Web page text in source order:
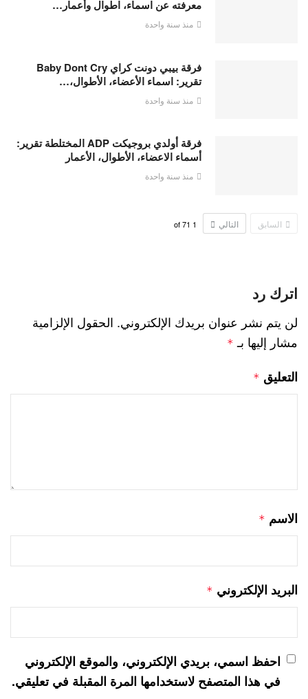
معرفته عن اسماء، اطوال وأعمار…
منذ سنة واحدة
فرقة بيبي دونت كراي Baby Dont Cry
تقرير: اسماء الأعضاء، الأطوال،…
منذ سنة واحدة
فرقة أولدي بروجيكت ADP المختلطة تقرير:
أسماء الاعضاء، الأطوال، الأعمار
منذ سنة واحدة
السابق التالي 1
71
اترك رد
لن يتم نشر عنوان بريدك الإلكتروني. الحقول الإلزامية
مشار إليها بـ *
التعليق *
الاسم *
البريد الإلكتروني *
احفظ اسمي، بريدي الإلكتروني، والموقع الإلكتروني
في هذا المتصفح لاستخدامها المرة المقبلة في تعليقي.